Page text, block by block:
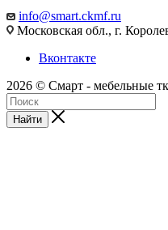
info@smart.ckmf.ru
Московская обл., г.
Вконтакте
2026 © Смарт - мебельные
Найти